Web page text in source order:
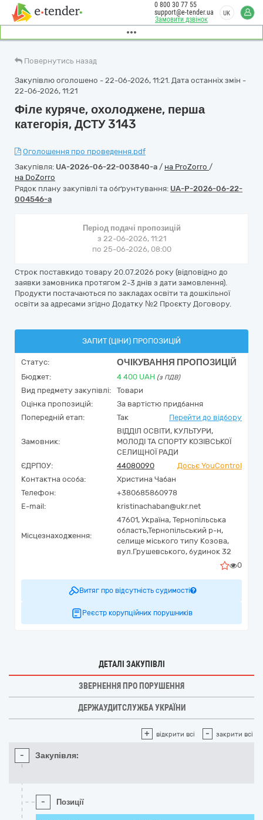
Замовити дзвінок
0 800 30 77 55
support@e-tender.ua
UK
Повернутись назад
Закупівлю оголошено - 22-06-2026, 11:21. Дата останніх змін -
22-06-2026, 11:21
Філе куряче, охолоджене, перша
категорія, ДСТУ 3143
Оголошення про проведення.pdf
Закупівля: UA-2026-06-22-003840-a / на ProZorro /
на DoZorro
Рядок плану закупівлі та обґрунтування: UA-P-2026-06-22-
004546-a
Період подачі пропозицій
з 22-06-2026, 11:21
по 25-06-2026, 08:00
Строк поставкидо товару 20.07.2026 року (відповідно до
заявки замовника протягом 2-3 днів з дати замовлення).
Продукти постачаються по закладах освіти та дошкільної
освіти за адресами згідно Додатку №2 Проєкту Договору.
ЗАПИТ (ЦІНИ) ПРОПОЗИЦІЙ
Статус: ОЧІКУВАННЯ ПРОПОЗИЦІЙ
Бюджет: 4 400 UAH (з ПДВ)
Вид предмету закупівлі:
Товари
Оцінка пропозицій:
За вартістю придбання
Попередній етап:
Так Перейти до відбору
Замовник:
ВІДДІЛ ОСВІТИ, КУЛЬТУРИ,
МОЛОДІ ТА СПОРТУ КОЗІВСЬКОЇ
СЕЛИЩНОЇ РАДИ
ЄДРПОУ:
44080090
Досьє YouControl
Контактна особа:
Христина Чабан
Телефон:
+380685860978
E-mail:
kristinachaban@ukr.net
Місцезнаходження:
47601, Україна, Тернопільська
область,Тернопільський р-н,
селище міського типу Козова,
вул.Грушевського, будинок 32
0
Витяг про відсутність судимості
Реєстр корупційних порушників
ДЕТАЛІ ЗАКУПІВЛІ
ЗВЕРНЕННЯ ПРО ПОРУШЕННЯ
ДЕРЖАУДИТСЛУЖБА УКРАЇНИ
+ відкрити всі - закрити всі
- Закупівля:
- Позиції